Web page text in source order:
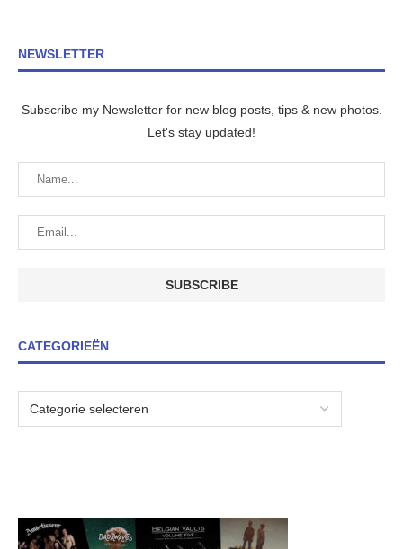
NEWSLETTER
Subscribe my Newsletter for new blog posts, tips & new photos.
Let's stay updated!
CATEGORIEËN